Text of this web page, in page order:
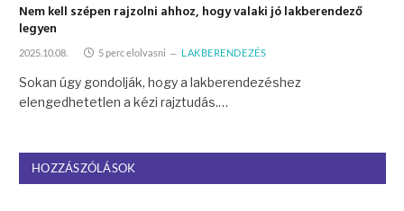
Nem kell szépen rajzolni ahhoz, hogy valaki jó lakberendező
legyen
2025.10.08. 5 perc elolvasni LAKBERENDEZÉS
Sokan úgy gondolják, hogy a lakberendezéshez
elengedhetetlen a kézi rajztudás.…
HOZZÁSZÓLÁSOK